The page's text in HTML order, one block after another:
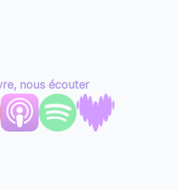
nous écouter